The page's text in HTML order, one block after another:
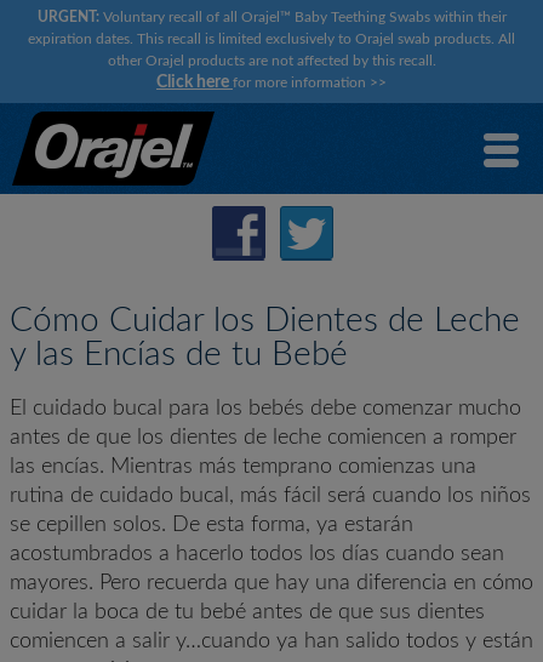
URGENT:Voluntary recall of all Orajel™ Baby Teething Swabs within their
expiration dates. This recall is limited exclusively to Orajel swab products. All
other Orajel products are not affected by this recall.
Click here for more information >>
Cómo Cuidar los Dientes de Leche
y las Encías de tu Bebé
El cuidado bucal para los bebés debe comenzar mucho
antes de que los dientes de leche comiencen a romper
las encías. Mientras más temprano comienzas una
rutina de cuidado bucal, más fácil será cuando los niños
se cepillen solos. De esta forma, ya estarán
acostumbrados a hacerlo todos los días cuando sean
mayores. Pero recuerda que hay una diferencia en cómo
cuidar la boca de tu bebé antes de que sus dientes
comiencen a salir y…cuando ya han salido todos y están